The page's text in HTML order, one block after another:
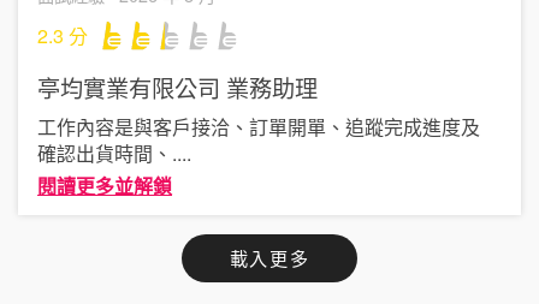
2.3 分
亭均實業有限公司 業務助理
工作內容是與客戶接洽、訂單開單、追蹤完成進度及
確認出貨時間、 ....
閱讀更多並解鎖
載入更多